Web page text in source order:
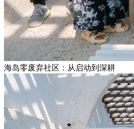
海岛零废弃社区：从启动到深耕